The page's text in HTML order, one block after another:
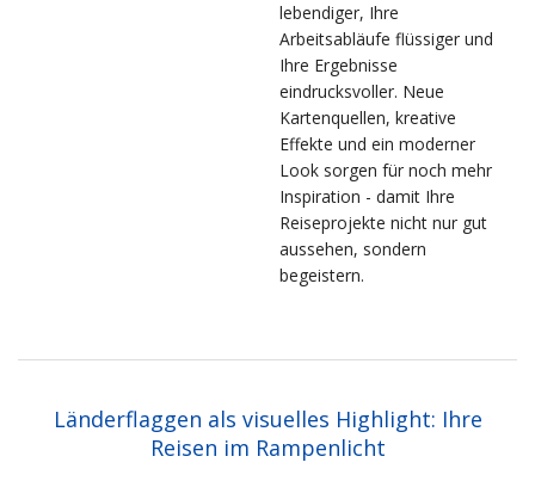
lebendiger, Ihre
Arbeitsabläufe flüssiger und
Ihre Ergebnisse
eindrucksvoller. Neue
Kartenquellen, kreative
Effekte und ein moderner
Look sorgen für noch mehr
Inspiration - damit Ihre
Reiseprojekte nicht nur gut
aussehen, sondern
begeistern.
Länderflaggen als visuelles Highlight: Ihre
Reisen im Rampenlicht